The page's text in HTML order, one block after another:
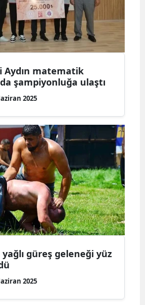
Aydın matematik
şampiyonluğa ulaştı
2025
güreş geleneği yüz
2025